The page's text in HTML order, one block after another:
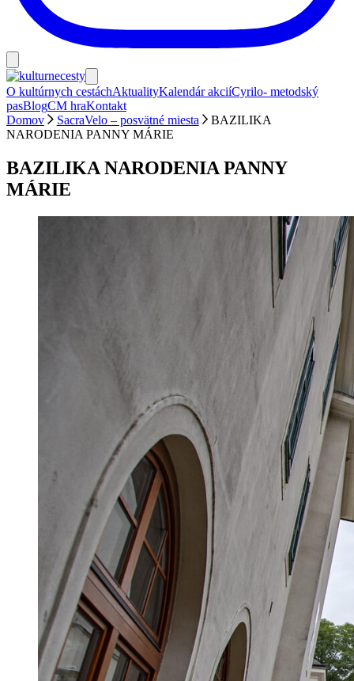
O kultúrnych cestáchAktualityKalendár akciíCyrilo- metodský
pasBlogCM hraKontakt
Domov
SacraVelo – posvätné miesta
BAZILIKA
NARODENIA PANNY MÁRIE
BAZILIKA NARODENIA PANNY
MÁRIE